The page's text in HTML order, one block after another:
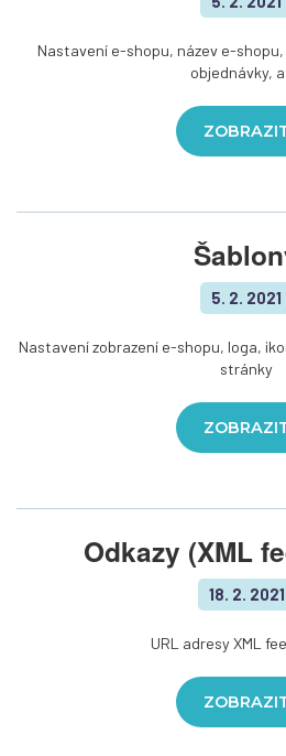
Nastavení e-shopu, název e-
objednávky,
5. 2. 2021
Nastavení zobrazení e-shopu, loga,
stránky
Odkazy (XML
18. 2. 2021
URL adresy XML